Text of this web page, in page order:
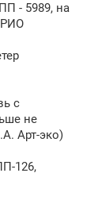
- 5989, на
с
не
Арт-эко)
126,